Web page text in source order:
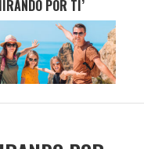
POR TI’